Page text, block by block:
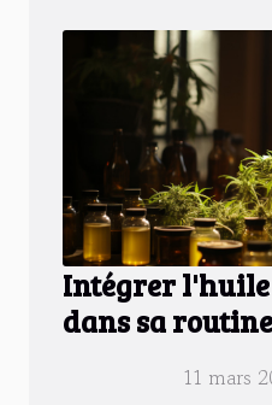
Intégrer
dans sa
11 mars